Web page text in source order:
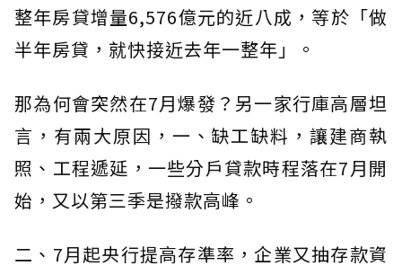
整年房貸增量6,576億元的近八成，等於「做
半年房貸，就快接近去年一整年」。
那為何會突然在7月爆發？另一家行庫高層坦
言，有兩大原因，一、缺工缺料，讓建商執
照、工程遞延，一些分戶貸款時程落在7月開
始，又以第三季是撥款高峰。
二、7月起央行提高存準率，企業又抽存款資